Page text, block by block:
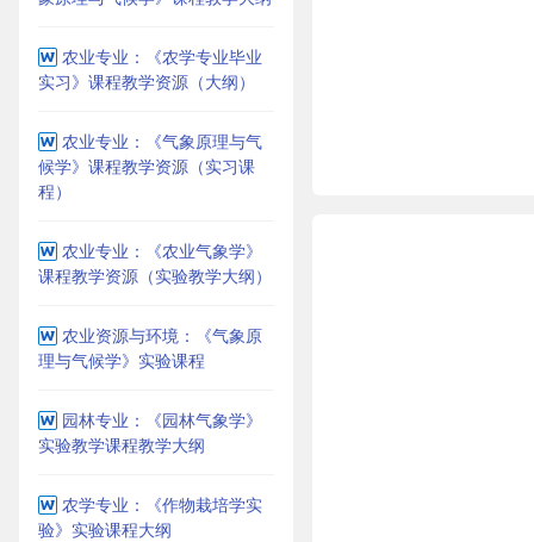
农业专业：《农学专业毕业
实习》课程教学资源（大纲）
农业专业：《气象原理与气
候学》课程教学资源（实习课
程）
农业专业：《农业气象学》
课程教学资源（实验教学大纲）
农业资源与环境：《气象原
理与气候学》实验课程
园林专业：《园林气象学》
实验教学课程教学大纲
农学专业：《作物栽培学实
验》实验课程大纲